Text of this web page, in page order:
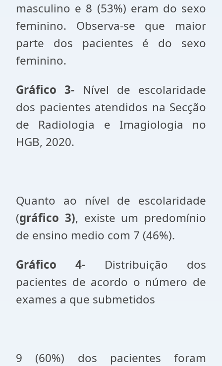
masculino e 8 (53%) eram do sexo
feminino. Observa-se que maior
parte dos pacientes é do sexo
feminino.
Gráfico 3- Nível de escolaridade
dos pacientes atendidos na Secção
de Radiologia e Imagiologia no
HGB, 2020.
Quanto ao nível de escolaridade
(gráfico 3), existe um predomínio
de ensino medio com 7 (46%).
Gráfico 4- Distribuição dos
pacientes de acordo o número de
exames a que submetidos
9 (60%) dos pacientes foram